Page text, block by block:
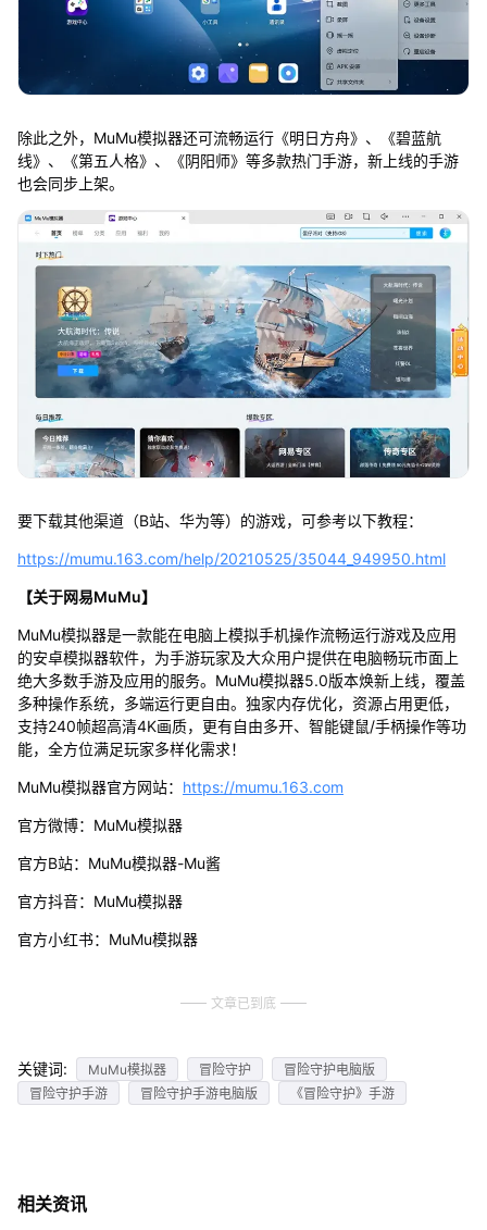
除此之外，MuMu模拟器还可流畅运行《明日方舟》、《碧蓝航
线》、《第五人格》、《阴阳师》等多款热门手游，新上线的手游
也会同步上架。
要下载其他渠道（B站、华为等）的游戏，可参考以下教程：
https://mumu.163.com/help/20210525/35044_949950.html
【关于网易MuMu】
MuMu模拟器是一款能在电脑上模拟手机操作流畅运行游戏及应用
的安卓模拟器软件，为手游玩家及大众用户提供在电脑畅玩市面上
绝大多数手游及应用的服务。MuMu模拟器5.0版本焕新上线，覆盖
多种操作系统，多端运行更自由。独家内存优化，资源占用更低，
支持240帧超高清4K画质，更有自由多开、智能键鼠/手柄操作等功
能，全方位满足玩家多样化需求！
MuMu模拟器官方网站： https://mumu.163.com
官方微博：MuMu模拟器
官方B站：MuMu模拟器-Mu酱
官方抖音：MuMu模拟器
官方小红书：MuMu模拟器
文章已到底
关键词: MuMu模拟器 冒险守护
冒险守护电脑版
冒险守护手游
冒险守护手游电脑版 《冒险守护》手游
相关资讯